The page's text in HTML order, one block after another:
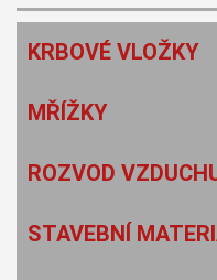
KRBOVÉ VLOŽKY
MŘÍŽKY
ROZVOD
STAVEBNÍ